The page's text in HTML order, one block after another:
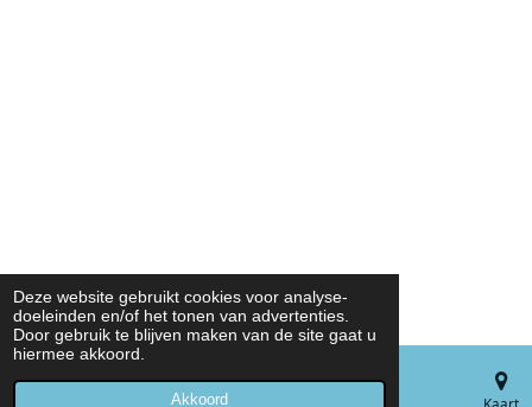
Deze website gebruikt cookies voor analyse-
doeleinden en/of het tonen van advertenties.
Door gebruik te blijven maken van de site gaat u
hiermee akkoord.
Akkoord